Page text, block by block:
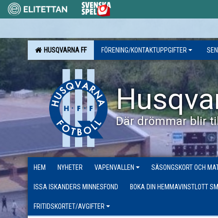
HUSQVARNA FF FÖRENING/KONTAKTUPPGIFTER
Där drömmar blir
HEM NYHETER VAPENVALLEN SÄSONGSKORT OCH
ISSA ISKANDERS MINNESFOND BOKA DIN HEMMAVINSTLOTT
FRITIDSKORTET/AVGIFTER